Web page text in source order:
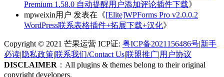
Premium 1.58.0 自动提醒用户添加评论插件下载》
mpweixin用户 发表在《[Elite]WPForms Pro v2.0.0.2
WordPress联系表格插件+拓展下载+汉化》
Copyright © 2021 芒果运营 ICP证: 粤ICP备2021156486号|新手
必读|隐私政策|联系我们/Contact Us|联盟推广|用户协议
DISCLAIMER ：All plugins & themes belong to their original
copyright developers.